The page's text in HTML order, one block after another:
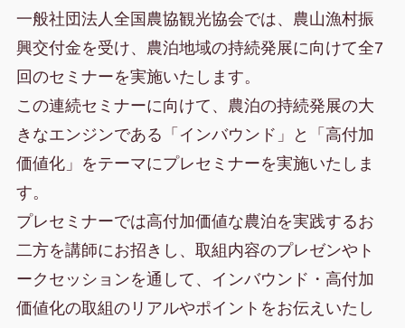
一般社団法人全国農協観光協会では、農山漁村振
興交付金を受け、農泊地域の持続発展に向けて全7
回のセミナーを実施いたします。
この連続セミナーに向けて、農泊の持続発展の大
きなエンジンである「インバウンド」と「高付加
価値化」をテーマにプレセミナーを実施いたしま
す。
プレセミナーでは高付加価値な農泊を実践するお
二方を講師にお招きし、取組内容のプレゼンやト
ークセッションを通して、インバウンド・高付加
価値化の取組のリアルやポイントをお伝えいたし